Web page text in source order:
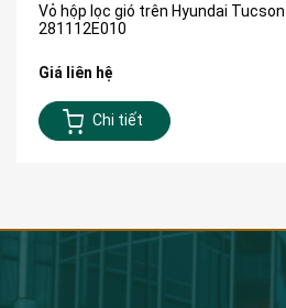
Vỏ hộp lọc gió trên Hyundai Tucson
281112E010
Giá liên hệ
Chi tiết